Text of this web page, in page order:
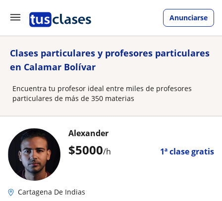
Anunciarse
Clases particulares y profesores particulares
en Calamar Bolívar
Encuentra tu profesor ideal entre miles de profesores
particulares de más de 350 materias
$5000/h 1ª clase gratis
Alexander
Cartagena De Indias